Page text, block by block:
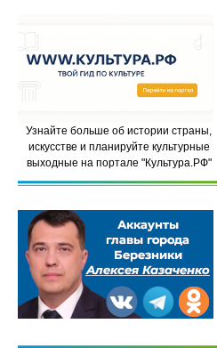
Узнайте больше об истории страны,
искусстве и планируйте культурные
выходные на портале "Культура.РФ"